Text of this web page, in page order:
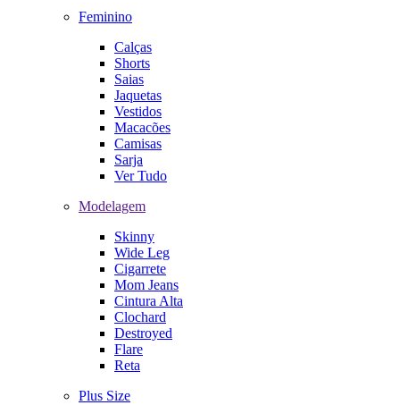
Feminino
Calças
Shorts
Saias
Jaquetas
Vestidos
Macacões
Camisas
Sarja
Ver Tudo
Modelagem
Skinny
Wide Leg
Cigarrete
Mom Jeans
Cintura Alta
Clochard
Destroyed
Flare
Reta
Plus Size